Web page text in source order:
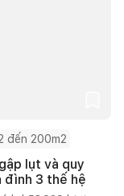
đến 200m2
lụt và quy
đình 3 thế hệ